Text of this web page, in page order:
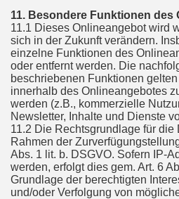
11. Besondere Funktionen des
11.1 Dieses Onlineangebot wird
sich in der Zukunft verändern.
einzelne Funktionen des
oder entfernt werden. Die
beschriebenen Funktionen
innerhalb des Onlineangebotes
werden (z.B., kommerzielle
Newsletter, Inhalte und Dienste
11.2 Die Rechtsgrundlage für die
Rahmen der
Abs. 1 lit. b. DSGVO. Sofern IP-
werden, erfolgt dies gem. Art. 6
Grundlage der berechtigten
und/oder Verfolgung von